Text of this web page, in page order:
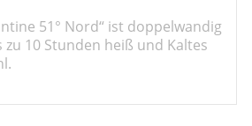
51° Nord“ ist doppelwandig
zu 10 Stunden heiß und Kaltes